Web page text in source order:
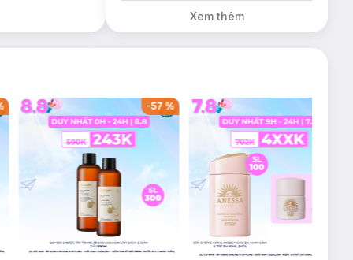
có hạn)
Xem thêm
-57 %